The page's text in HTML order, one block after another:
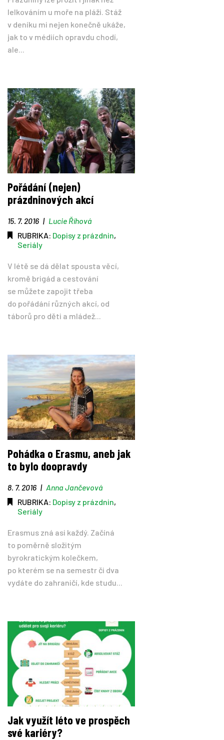
lelkováním u moře na pláži. Stáž
v deníku mi nejen konečně ukáže,
jak to v médiích opravdu chodí,
ale...
Pořádání (nejen)
prázdninových akcí
15. 7. 2016 | Lucie Říhová
RUBRIKA: Dopisy z prázdnin,
Seriály
V létě se dá dělat spousta věcí,
kromě brigád a cestování
se můžete zapojit třeba
do pořádání různých akcí, od
táborů pro děti a mládež...
Pohádka o Erasmu, aneb jak
to bylo doopravdy
8. 7. 2016 | Anna Jančevová
RUBRIKA: Dopisy z prázdnin,
Seriály
Erasmus zná asi každý. Začíná
to poměrně složitým
byrokratickým kolečkem,
po kterém se na semestr či dva
vydáte do zahraničí, kde studu...
Jak využít léto ve prospěch
své kariéry?